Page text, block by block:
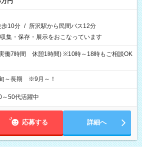
歩10分 / 所沢駅から民間バス12分
集・保存・展示をおこなっています
働7時間 休憩1時間) ※10時～18時もご相談OK
～長期 ※9月～！
～50代活躍中
応募する 詳細へ